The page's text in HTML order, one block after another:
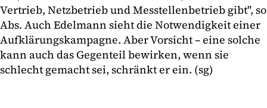
Vertrieb, Netzbetrieb und Messtellenbetrieb gibt", so
Abs. Auch Edelmann sieht die Notwendigkeit einer
Aufklärungskampagne. Aber Vorsicht – eine solche
kann auch das Gegenteil bewirken, wenn sie
schlecht gemacht sei, schränkt er ein. (sg)